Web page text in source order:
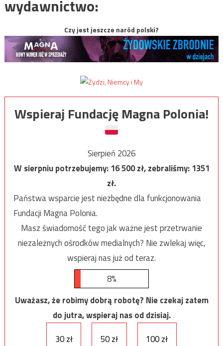
wydawnictwo:
Czy jest jeszcze naród polski?
Wspieraj Fundację Magna Polonia!
Sierpień 2026
W sierpniu potrzebujemy:16 500zł, zebraliśmy:1351
zł.
Państwa wsparcie jest niezbędne dla funkcjonowania
Fundacji Magna Polonia.
Masz świadomość tego jak ważne jest przetrwanie
niezależnych ośrodków medialnych? Nie zwlekaj więc,
wspieraj nas już od teraz.
8%
Uważasz, że robimy dobrą robotę? Nie czekaj zatem
do jutra, wspieraj nas od dzisiaj.
30 zł
50 zł 100 zł